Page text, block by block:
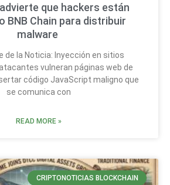
que hackers están
BNB Chain para distribuir
malware
de la Noticia: Inyección en sitios
vulneran páginas web de
código JavaScript maligno que
se comunica con
READ MORE »
CRIPTONOTICIAS BLOCKCHAIN